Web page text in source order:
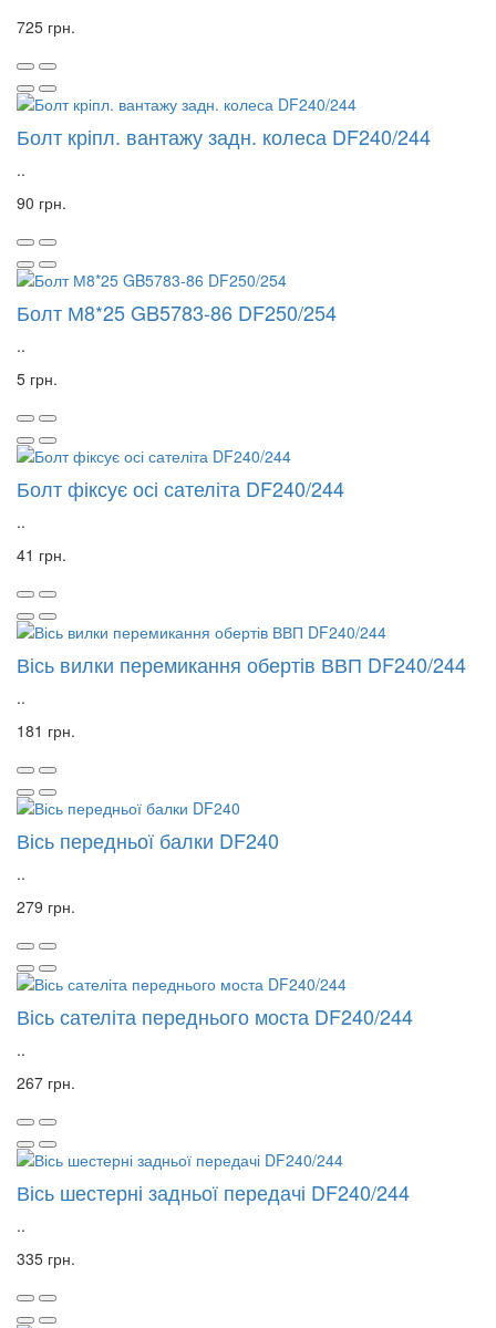
725 грн.
Болт кріпл. вантажу задн. колеса DF240/244
..
90 грн.
Болт М8*25 GB5783-86 DF250/254
..
5 грн.
Болт фіксує осі сателіта DF240/244
..
41 грн.
Вісь вилки перемикання обертів ВВП DF240/244
..
181 грн.
Вісь передньої балки DF240
..
279 грн.
Вісь сателіта переднього моста DF240/244
..
267 грн.
Вісь шестерні задньої передачі DF240/244
..
335 грн.